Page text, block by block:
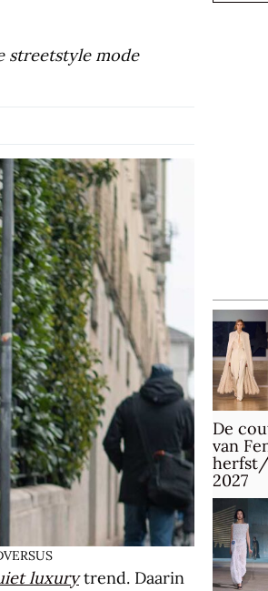
streetstyle mode
luxurytrend. Daarin
De
van
2027